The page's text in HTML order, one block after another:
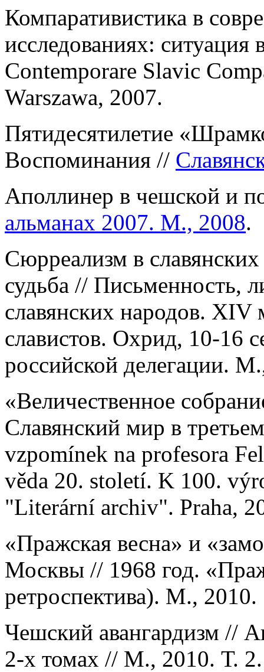
Компаративистика в
исследованиях:
Contemporare Slavic
Warszawa, 2007.
Пятидесятилетие
Воспоминания //
Аполлинер в чешской и
альманах 2007. М., 2008.
Сюрреализм в
судьба // Письменность,
славянских народов.
славистов. Охрид, 10-16
российской делегации.
«Величественное
Славянский мир в
vzpomínek na profesora
věda 20. století. K 100.
"Literární archiv". Praha,
«Пражская весна» и
Москвы // 1968 год.
ретроспектива). М., 2010.
Чешский авангардизм //
2-х томах // М., 2010. Т. 2.